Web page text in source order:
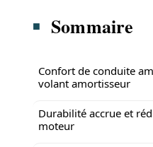
Sommaire
Confort de conduite
volant amortisseur
Durabilité accrue et
moteur